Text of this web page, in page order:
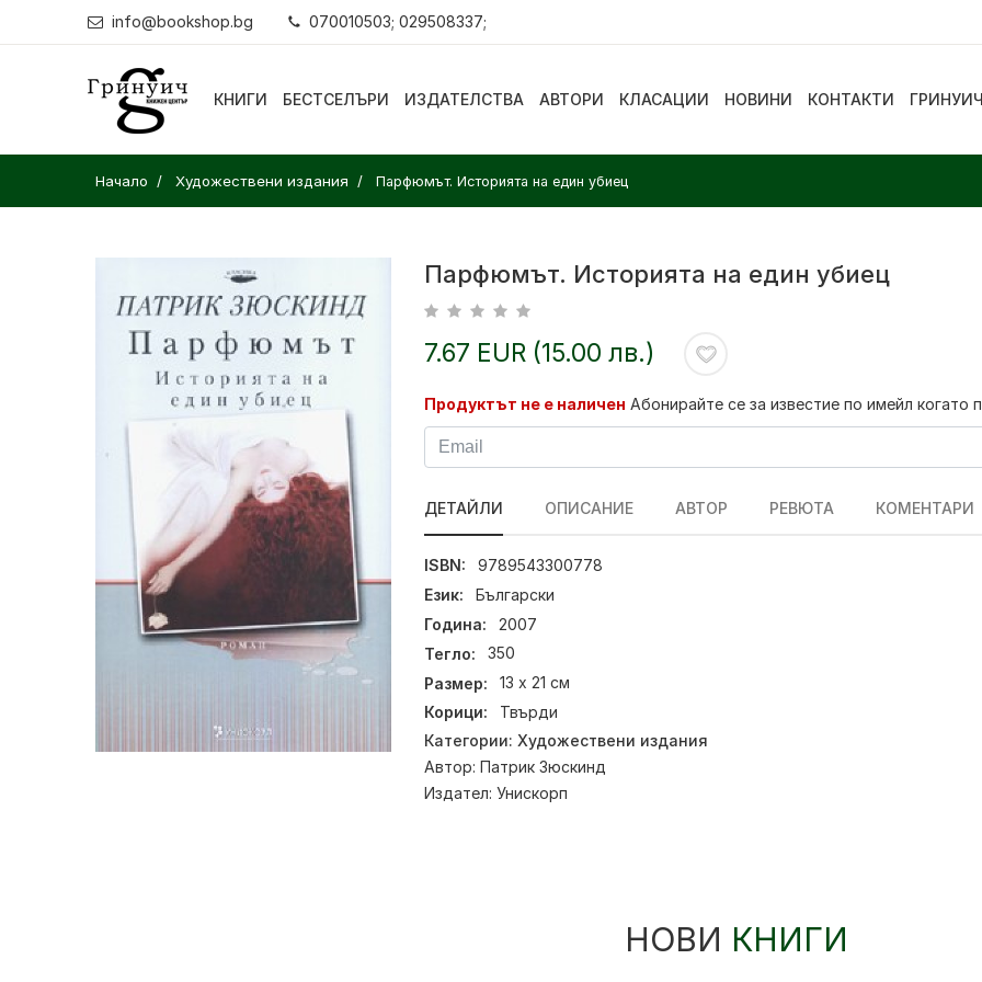
info@bookshop.bg 070010503; 029508337;
КНИГИ БЕСТСЕЛЪРИ ИЗДАТЕЛСТВА АВТОРИ КЛАСАЦИИ НОВИНИ КОНТАКТИ
Начало Художествени издания Парфюмът. Историята на един убиец
Парфюмът. Историята на един убиец
7.67 EUR (15.00 лв.)
Продуктът не е наличен Абонирайте се за известие по имейл когато
ДЕТАЙЛИ ОПИСАНИЕ АВТОР РЕВЮТА КОМЕНТАРИ
ISBN:
9789543300778
Език:
Български
Година:
2007
Тегло:
350
Размер:
13 х 21 см
Корици:
Твърди
Категории: Художествени издания
Автор: Патрик Зюскинд
Издател: Унискорп
НОВИ КНИГИ